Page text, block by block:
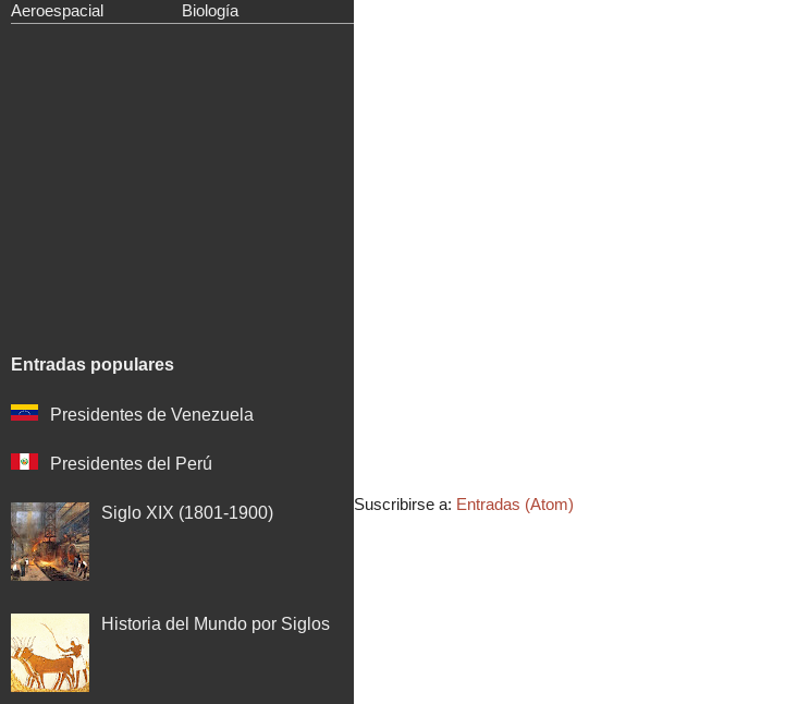
Suscribirse a: Entradas (Atom)
Aeroespacial
Biología
Entradas populares
Presidentes de Venezuela
Presidentes del Perú
Siglo XIX (1801-1900)
Historia del Mundo por Siglos